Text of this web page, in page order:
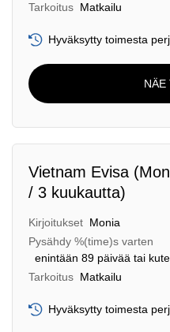
Tarkoitus Matkailu
Hyväksytty toimesta
NÄE
Vietnam Evisa
/ 3 kuukautta)
Kirjoitukset Monia
Pysähdy %(time)s varten
enintään 89 päivää tai
Tarkoitus Matkailu
Hyväksytty toimesta